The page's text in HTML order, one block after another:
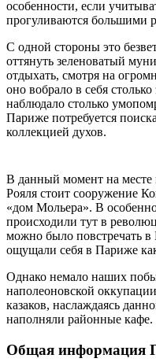
особенности, если
прогуливаются большими
С одной стороны это
оттянуть зеленоватый
отдыхать, смотря на
оно вобрало в себя
наблюдало столько
Париже потребуется
коллекцией духов.
В данный момент на месте
Рояля стоит сооружение
«дом Мольера». В
происходили тут в
можно было повстречать
ощущали себя в Париже
Однако немало наших
наполеоновской
казаков, наслаждаясь
наполняли районные кафе.
Общая информация